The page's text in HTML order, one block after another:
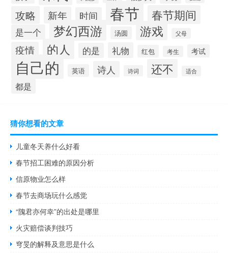
攻略 新年 时间 春节 春节期间
是一个 梦幻西游 汤圆 游戏 父母
疫情 的人 的是 礼物 红包 考生 考试
自己的 英语 诗人 诗词 还不 适合
都是
猜你想看的文章
儿童冬天养什么好看
春节招工困难的原因分析
信原物业怎么样
春节去商场玩什么感觉
“隗君亦何幸”的出处是哪里
火灾赔偿谈判技巧
穹旻的解释及意思是什么